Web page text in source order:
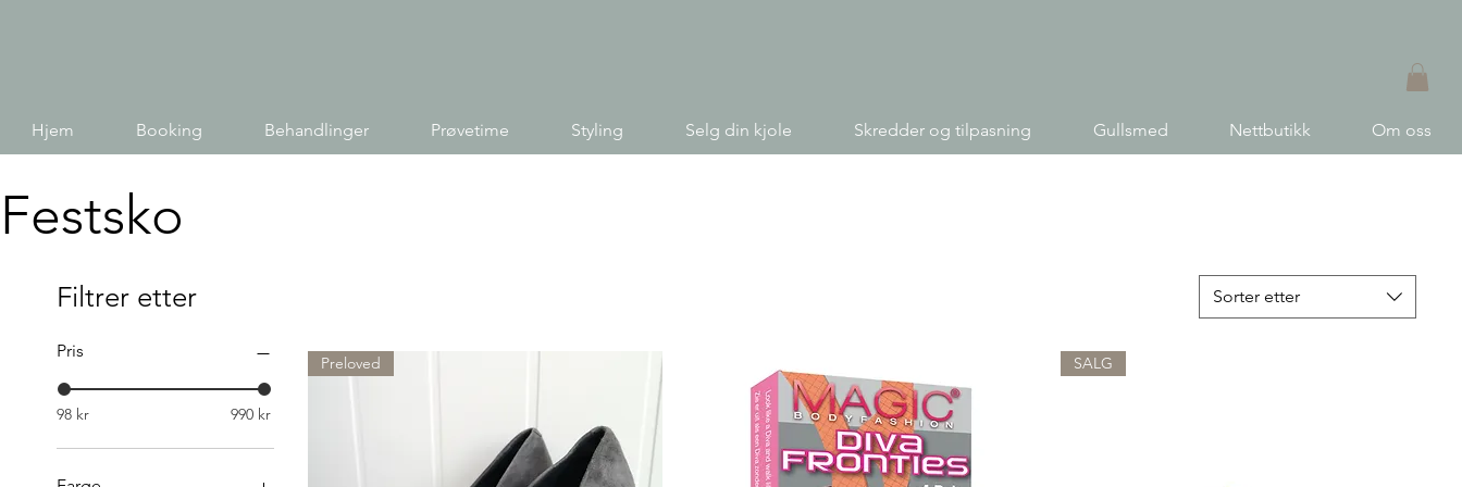
Hjem Booking Behandlinger Prøvetime Styling Selg din kjole Skredder og tilpasning Gullsmed Nettbutikk Om oss
Festsko
Filtrer etter
Pris
98 kr 990 kr
Sorter etter
Preloved SALG